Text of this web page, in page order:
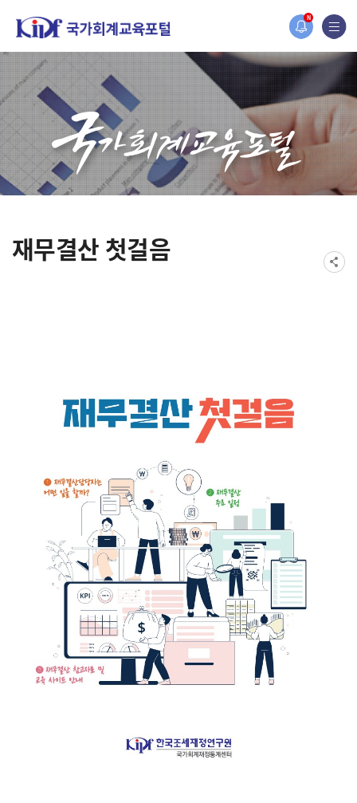
N
홈페이지가 새롭게 개편되었습니다.
한국조세재정연구원홈페이지가 새롭게 개설되었습니다.
재무결산 첫걸음